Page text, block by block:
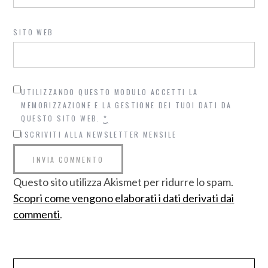
SITO WEB
UTILIZZANDO QUESTO MODULO ACCETTI LA
MEMORIZZAZIONE E LA GESTIONE DEI TUOI DATI DA
QUESTO SITO WEB.*
ISCRIVITI ALLA NEWSLETTER MENSILE
Questo sito utilizza Akismet per ridurre lo spam.
Scopri come vengono elaborati i dati derivati dai
commenti.